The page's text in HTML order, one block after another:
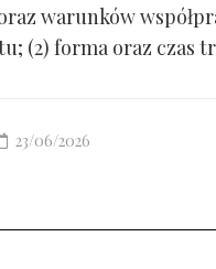
warunków
(2) forma oraz czas
23/06/2026